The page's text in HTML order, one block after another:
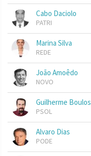
Cabo Daciolo
PATRI
Marina Silva
REDE
João Amoêdo
NOVO
Guilherme Boulos
PSOL
Alvaro Dias
PODE